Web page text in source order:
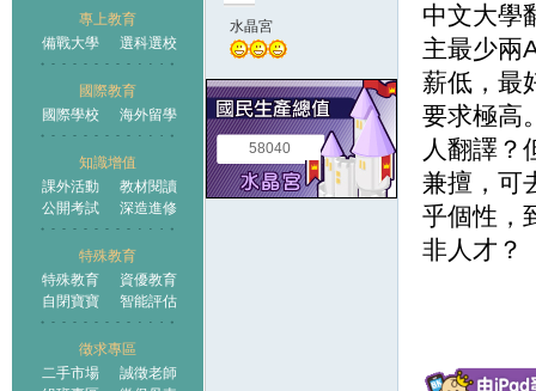
專上教育
備戰大學
選科選校
國際教育
國際學校
海外留學
知識增值
課外活動
教材閱讀
公開考試
深造進修
特殊教育
特殊教育
資優教育
自閉寶寶
智能評估
徵求專區
二手市場
誠徵老師
水晶宮
58040
中文大學
主最少兩
薪低，最
要求極高
人翻譯？
兼擅，可
乎個性，
非人才？